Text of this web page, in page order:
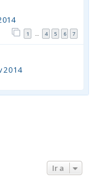
1 … 4 5 6 7
2014
Ir a